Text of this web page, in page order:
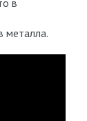
в
металла.